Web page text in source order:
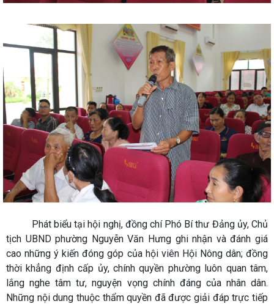
Phát biểu tại hội nghị, đồng chí Phó Bí thư Đảng ủy, Chủ
tịch UBND phường Nguyễn Văn Hưng ghi nhận và đánh giá
cao những ý kiến đóng góp của hội viên Hội Nông dân; đồng
thời khẳng định cấp ủy, chính quyền phường luôn quan tâm,
lắng nghe tâm tư, nguyện vọng chính đáng của nhân dân.
Những nội dung thuộc thẩm quyền đã được giải đáp trực tiếp